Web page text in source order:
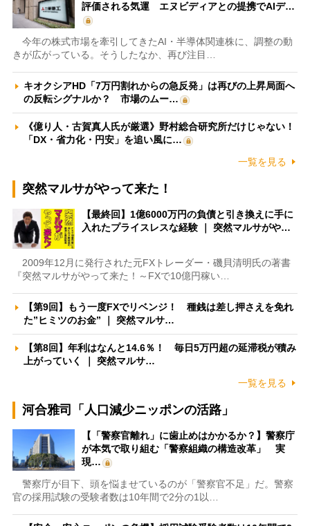
評価される気運 エヌビディアとの提携でAIデ…
今年の株式市場を牽引してきたAI・半導体関連株に、調整の動
きが広がっている。そうしたなか、再び注目…
キオクシアHD「7万円割れからの急反発」は再びの上昇局面へ
の反転シグナルか？ 市場のムー…
《億り人・古賀真人氏が厳選》野村総合研究所だけじゃない！
「DX・省力化・円安」を追い風に…
一覧を見る
突然マルサがやって来た！
【最終回】1億6000万円の負債と引き換えに手に
入れたプライスレスな経験 ｜ 突然マルサがや…
2009年12月に発行された元FXトレーダー・磯貝清明氏の著書
『突然マルサがやって来た！～FXで10億円稼い…
【第9回】もう一度FXでリベンジ！ 種銭は差し押さえを免れ
た”ヒミツのお金” ｜ 突然マルサ…
【第8回】年利はなんと14.6％！ 毎日5万円超の延滞税が積み
上がっていく ｜ 突然マルサ…
一覧を見る
河合雅司「人口減少ニッポンの活路」
【「警察官離れ」に歯止めはかかるか？】警察庁
が本気で取り組む「警察組織の構造改革」 実
現…
警察庁が目下、頭を悩ませているのが「警察官不足」だ。警察
官の採用試験の受験者数は10年間で2分の1以…